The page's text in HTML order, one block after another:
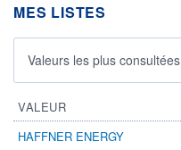
MES LISTES
Valeurs les plus consultées
VALEUR
HAFFNER ENERGY